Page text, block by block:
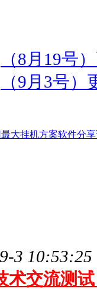
（8月19号
（9月3号
大挂机方案软件分
3 10:53:25
术交流测